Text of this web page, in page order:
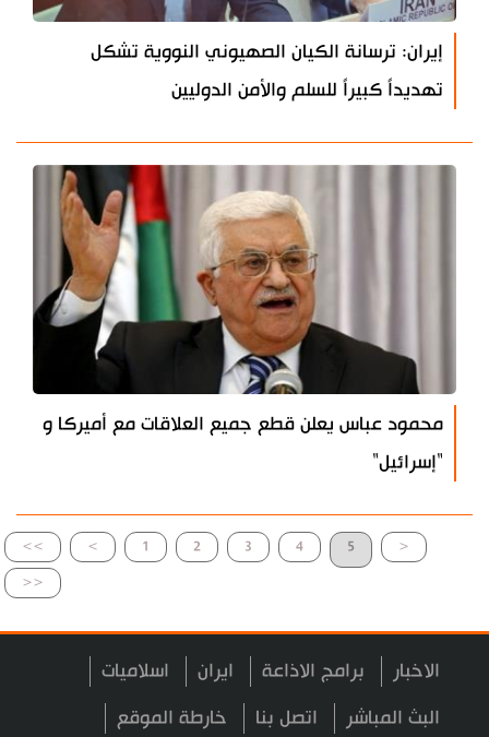
إيران: ترسانة الكيان الصهيوني النووية تشكل
تهديداً كبيراً للسلم والأمن الدوليين
محمود عباس يعلن قطع جميع العلاقات مع أميركا و
"إسرائيل"
>> > 1 2 3 4 5 <
<<
الاخبار برامج الاذاعة ايران اسلاميات
البث المباشر اتصل بنا خارطة الموقع